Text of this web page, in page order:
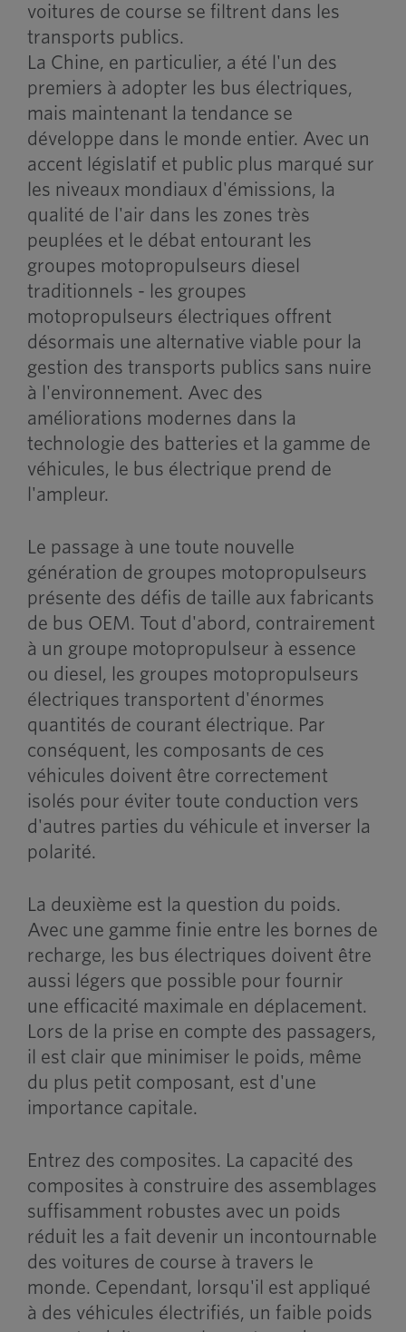
voitures de course se filtrent dans les
transports publics.
La Chine, en particulier, a été l'un des
premiers à adopter les bus électriques,
mais maintenant la tendance se
développe dans le monde entier. Avec un
accent législatif et public plus marqué sur
les niveaux mondiaux d'émissions, la
qualité de l'air dans les zones très
peuplées et le débat entourant les
groupes motopropulseurs diesel
traditionnels - les groupes
motopropulseurs électriques offrent
désormais une alternative viable pour la
gestion des transports publics sans nuire
à l'environnement. Avec des
améliorations modernes dans la
technologie des batteries et la gamme de
véhicules, le bus électrique prend de
l'ampleur.
Le passage à une toute nouvelle
génération de groupes motopropulseurs
présente des défis de taille aux fabricants
de bus OEM. Tout d'abord, contrairement
à un groupe motopropulseur à essence
ou diesel, les groupes motopropulseurs
électriques transportent d'énormes
quantités de courant électrique. Par
conséquent, les composants de ces
véhicules doivent être correctement
isolés pour éviter toute conduction vers
d'autres parties du véhicule et inverser la
polarité.
La deuxième est la question du poids.
Avec une gamme finie entre les bornes de
recharge, les bus électriques doivent être
aussi légers que possible pour fournir
une efficacité maximale en déplacement.
Lors de la prise en compte des passagers,
il est clair que minimiser le poids, même
du plus petit composant, est d'une
importance capitale.
Entrez des composites. La capacité des
composites à construire des assemblages
suffisamment robustes avec un poids
réduit les a fait devenir un incontournable
des voitures de course à travers le
monde. Cependant, lorsqu'il est appliqué
à des véhicules électrifiés, un faible poids